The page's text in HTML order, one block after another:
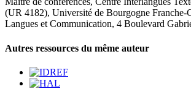
(UR 4182), Université de Bourgogne Franche-
Langues et Communication, 4 Boulevard
Autres ressources du même auteur